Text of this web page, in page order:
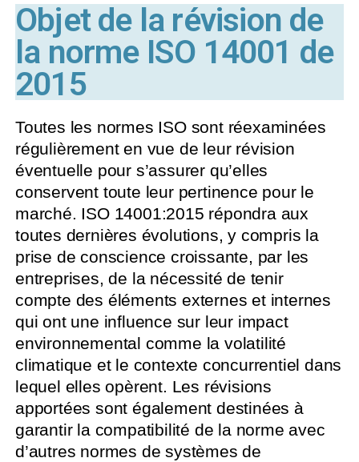
Objet de la révision de
la norme ISO 14001 de
2015
Toutes les normes ISO sont réexaminées
régulièrement en vue de leur révision
éventuelle pour s’assurer qu’elles
conservent toute leur pertinence pour le
marché. ISO 14001:2015 répondra aux
toutes dernières évolutions, y compris la
prise de conscience croissante, par les
entreprises, de la nécessité de tenir
compte des éléments externes et internes
qui ont une influence sur leur impact
environnemental comme la volatilité
climatique et le contexte concurrentiel dans
lequel elles opèrent. Les révisions
apportées sont également destinées à
garantir la compatibilité de la norme avec
d’autres normes de systèmes de